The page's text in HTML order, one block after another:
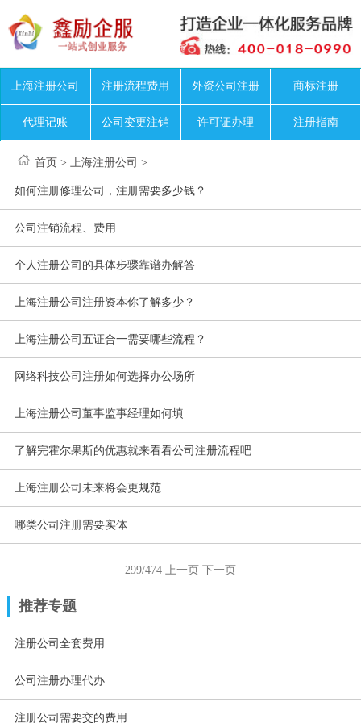
上海注册公司 注册流程费用 外资公司注册 商标注册
代理记账 公司变更注销 许可证办理 注册指南
首页 > 上海注册公司 >
如何注册修理公司，注册需要多少钱？
公司注销流程、费用
个人注册公司的具体步骤靠谱办解答
上海注册公司注册资本你了解多少？
上海注册公司五证合一需要哪些流程？
网络科技公司注册如何选择办公场所
上海注册公司董事监事经理如何填
了解完霍尔果斯的优惠就来看看公司注册流程吧
上海注册公司未来将会更规范
哪类公司注册需要实体
299/474 上一页 下一页
推荐专题
注册公司全套费用
公司注册办理代办
注册公司需要交的费用